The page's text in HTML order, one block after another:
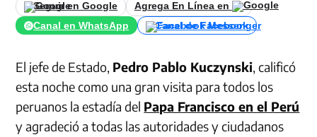
Seguir en Google
Agrega En Línea en
Canal en WhatsApp
Canal de Facebook
El jefe de Estado, Pedro Pablo Kuczynski, calificó
esta noche como una gran visita para todos los
peruanos la estadía del Papa Francisco en el Perú
y agradeció a todas las autoridades y ciudadanos